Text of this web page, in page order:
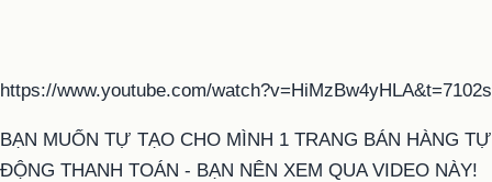
https://www.youtube.com/watch?v=HiMzBw4yHLA&t=7102s
BẠN MUỐN TỰ TẠO CHO MÌNH 1 TRANG BÁN HÀNG TỰ
ĐỘNG THANH TOÁN - BẠN NÊN XEM QUA VIDEO NÀY!